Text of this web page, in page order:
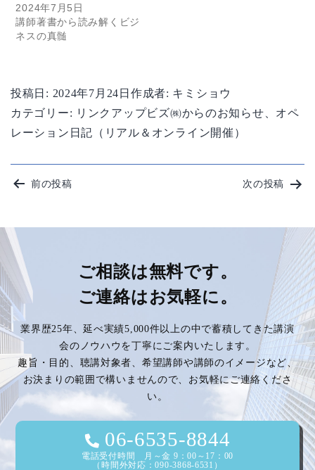
2024年7月5日
講師著書から読み解くビジ
ネスの真髄
投稿日: 2024年7月24日 作成者: キミショウ
カテゴリー: リンクアップビズ㈱からのお知らせ、 オペ
レーション日記（リアル＆オンライン開催）
投
ナ
ビ
ゲ
ー
シ
ョ
ン
前の投稿 次の投稿
ご相談は無料です。
ご連絡はお気軽に。
業界歴25年、延べ実績5,000件以上の中で蓄積してきた講演
会のノウハウを丁寧にご案内いたします。
趣旨・目的、聴講対象者、希望講師や講師のイメージなど、
お決まりの範囲で構いませんので、お気軽にご連絡くださ
い。
06-6535-8844
電話受付時間 月～金 9：00～17：00
（時間外対応：090-3868-6531）